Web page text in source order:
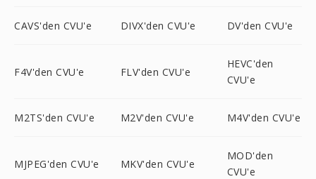
CAVS'den CVU'e DIVX'den CVU'e DV'den CVU'e
F4V'den CVU'e FLV'den CVU'e
HEVC'den
CVU'e
M2TS'den CVU'e M2V'den CVU'e M4V'den CVU'e
MJPEG'den CVU'e MKV'den CVU'e
MOD'den
CVU'e